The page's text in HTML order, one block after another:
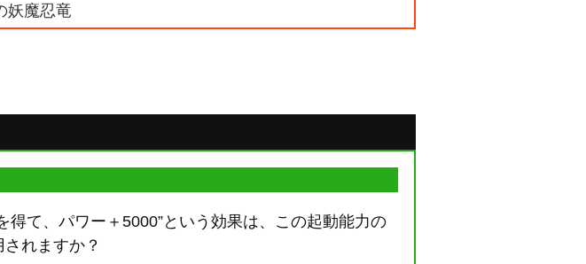
妖魔忍竜
て、パワー＋5000”という効果は、この起動能力の
れますか？